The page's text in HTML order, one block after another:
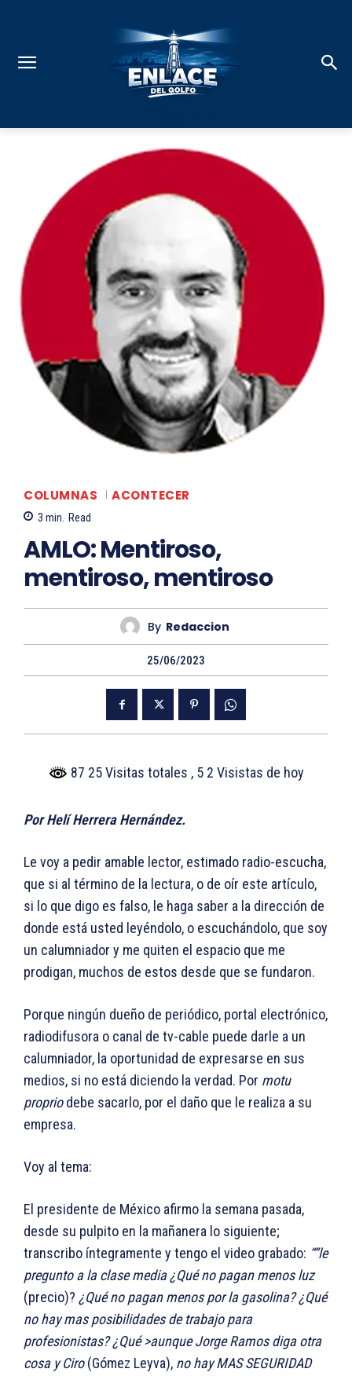
COLUMNAS ACONTECER
3 min. Read
AMLO: Mentiroso,
mentiroso, mentiroso
By Redaccion
25/06/2023
87 25 Visitas totales , 5 2 Visistas de hoy
Por Helí Herrera Hernández.
Le voy a pedir amable lector, estimado radio-escucha,
que si al término de la lectura, o de oír este artículo,
si lo que digo es falso, le haga saber a la dirección de
donde está usted leyéndolo, o escuchándolo, que soy
un calumniador y me quiten el espacio que me
prodigan, muchos de estos desde que se fundaron.
Porque ningún dueño de periódico, portal electrónico,
radiodifusora o canal de tv-cable puede darle a un
calumniador, la oportunidad de expresarse en sus
medios, si no está diciendo la verdad. Por motu
propriodebe sacarlo, por el daño que le realiza a su
empresa.
Voy al tema:
El presidente de México afirmo la semana pasada,
desde su pulpito en la mañanera lo siguiente;
transcribo íntegramente y tengo el video grabado: “”le
pregunto a la clase media ¿Qué no pagan menos luz
(precio)? ¿Qué no pagan menos por la gasolina? ¿Qué
no hay mas posibilidades de trabajo para
profesionistas? ¿Qué >aunque Jorge Ramos diga otra
cosa y Ciro(Gómez Leyva), no hay MAS SEGURIDAD